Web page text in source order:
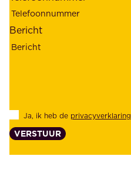
a
r
h
e
n
a
n
t
Bericht
Ja, ik heb de privacyverklaring
VERSTUUR